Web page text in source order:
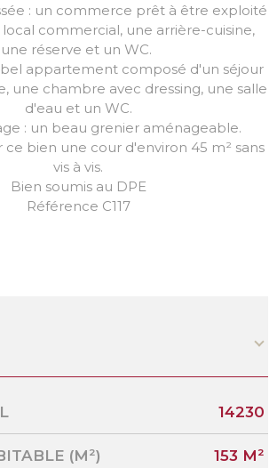
: un commerce prêt à être exploité
commercial, une arrière-cuisine,
une réserve et un WC.
bel appartement composé d'un séjour
une chambre avec dressing, une salle
d'eau et un WC.
: un beau grenier aménageable.
bien une cour d'environ 45 m² sans
vis à vis.
Bien soumis au DPE
Référence C117
14230
(M²) 153 M²